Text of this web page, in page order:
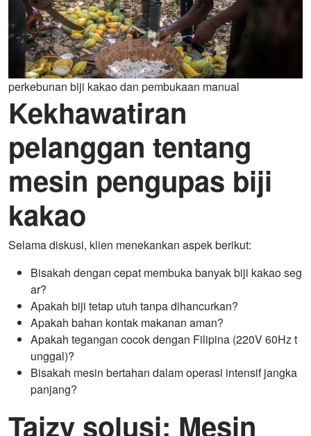
perkebunan biji kakao dan pembukaan manual
Kekhawatiran
pelanggan tentang
mesin pengupas biji
kakao
Selama diskusi, klien menekankan aspek berikut:
Bisakah dengan cepat membuka banyak biji kakao seg
ar?
Apakah biji tetap utuh tanpa dihancurkan?
Apakah bahan kontak makanan aman?
Apakah tegangan cocok dengan Filipina (220V 60Hz t
unggal)?
Bisakah mesin bertahan dalam operasi intensif jangka
panjang?
Taizy solusi: Mesin